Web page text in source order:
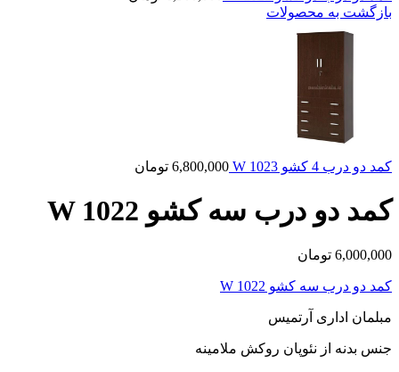
بازگشت به محصولات
کمد دو درب 4 کشو W 1023 6,800,000 تومان
کمد دو درب سه کشو W 1022
6,000,000 تومان
کمد دو درب سه کشو W 1022
مبلمان اداری آرتمیس
جنس بدنه از نئوپان روکش ملامینه